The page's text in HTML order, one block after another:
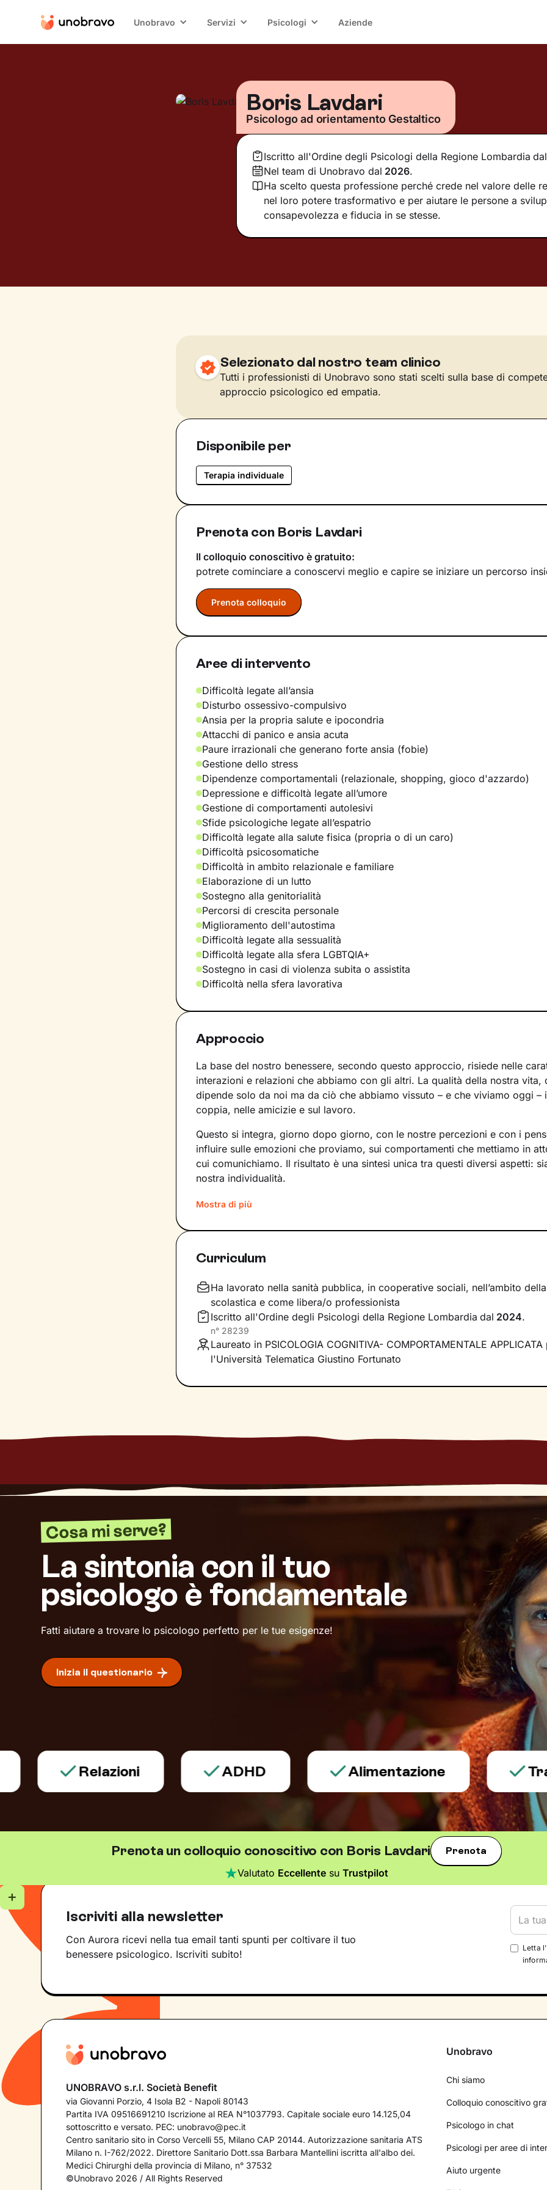
Unobravo Servizi Psicologi Aziende
Boris Lavdari
Psicologo ad orientamento Gestaltico
Iscritto all'Ordine degli Psicologi della Regione Lombardia dal
Nel team di Unobravo dal 2026.
Ha scelto questa professione perché crede nel valore delle
nel loro potere trasformativo e per aiutare le persone a
consapevolezza e fiducia in se stesse.
Selezionato dal nostro team clinico
Tutti i professionisti di Unobravo sono stati scelti sulla base di
approccio psicologico ed empatia.
Disponibile per
Terapia individuale
Prenota con Boris Lavdari
Il colloquio conoscitivo è gratuito:
potrete cominciare a conoscervi meglio e capire se iniziare un percorso
Prenota colloquio
Aree di intervento
Difficoltà legate all’ansia
Disturbo ossessivo-compulsivo
Ansia per la propria salute e ipocondria
Attacchi di panico e ansia acuta
Paure irrazionali che generano forte ansia (fobie)
Gestione dello stress
Dipendenze comportamentali (relazionale, shopping, gioco d'azzardo)
Depressione e difficoltà legate all’umore
Gestione di comportamenti autolesivi
Sfide psicologiche legate all’espatrio
Difficoltà legate alla salute fisica (propria o di un caro)
Difficoltà psicosomatiche
Difficoltà in ambito relazionale e familiare
Elaborazione di un lutto
Sostegno alla genitorialità
Percorsi di crescita personale
Miglioramento dell'autostima
Difficoltà legate alla sessualità
Difficoltà legate alla sfera LGBTQIA+
Sostegno in casi di violenza subita o assistita
Difficoltà nella sfera lavorativa
Approccio
La base del nostro benessere, secondo questo approccio, risiede nelle
interazioni e relazioni che abbiamo con gli altri. La qualità della nostra vita,
dipende solo da noi ma da ciò che abbiamo vissuto – e che viviamo oggi –
coppia, nelle amicizie e sul lavoro.
Questo si integra, giorno dopo giorno, con le nostre percezioni e con i
influire sulle emozioni che proviamo, sui comportamenti che mettiamo in
cui comunichiamo. Il risultato è una sintesi unica tra questi diversi aspetti:
nostra individualità.
Sul ponte che si crea tra il mondo interno e quello esterno si inserisce il
del tuo presente. La voglia di cambiamento sarà la motivazione necessaria
comportamenti, alla ricerca di un nuovo livello di consapevolezza.
fondamentale per comprendere cosa cambiare e come farlo. Nello spazio
accoglienza che si creerà, avrai modo di rileggere la tua realtà attribuendole
inediti che ti permetteranno di affrontare la vita con attitudine ed energia
Mostra di più
Curriculum
Ha lavorato nella sanità pubblica, in cooperative sociali, nell’ambito
scolastica e come libera/o professionista
Iscritto all'Ordine degli Psicologi della Regione Lombardia dal 2024.
n° 28239
Laureato in PSICOLOGIA COGNITIVA- COMPORTAMENTALE APPLICATA
l'Università Telematica Giustino Fortunato
Cosa mi serve?
La sintonia con il tuo
psicologo è fondamentale
Fatti aiutare a trovare lo psicologo perfetto per le tue esigenze!
Inizia il questionario
Relazioni ADHD Alimentazione
Prenota un colloquio conoscitivo con Boris Lavdari Prenota
Valutato Eccellentesu Trustpilot
Iscriviti alla newsletter
Con Aurora ricevi nella tua email tanti spunti per coltivare il tuo
benessere psicologico. Iscriviti subito!
Letta l'
UNOBRAVO s.r.l. Società Benefit
via Giovanni Porzio, 4 Isola B2 - Napoli 80143
Partita IVA 09516691210 Iscrizione al REA N°1037793. Capitale sociale euro 14.125,04
sottoscritto e versato. PEC: unobravo@pec.it
Centro sanitario sito in Corso Vercelli 55, Milano CAP 20144. Autorizzazione sanitaria ATS
Milano n. I-762/2022. Direttore Sanitario Dott.ssa Barbara Mantellini iscritta all'albo dei.
Medici Chirurghi della provincia di Milano, n° 37532
©Unobravo 2026 / All Rights Reserved
Unobravo
Chi siamo
Colloquio conoscitivo
Psicologo in chat
Psicologi per aree di
Aiuto urgente